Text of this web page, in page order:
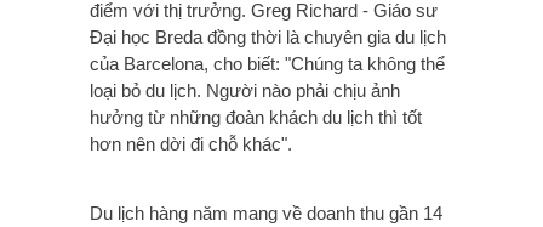
điểm với thị trưởng. Greg Richard - Giáo sư
Đại học Breda đồng thời là chuyên gia du lịch
của Barcelona, cho biết: "Chúng ta không thể
loại bỏ du lịch. Người nào phải chịu ảnh
hưởng từ những đoàn khách du lịch thì tốt
hơn nên dời đi chỗ khác".
Du lịch hàng năm mang về doanh thu gần 14